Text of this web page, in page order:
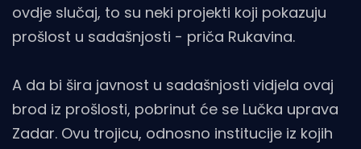
ovdje slučaj, to su neki projekti koji pokazuju
prošlost u sadašnjosti - priča Rukavina.
A da bi šira javnost u sadašnjosti vidjela ovaj
brod iz prošlosti, pobrinut će se Lučka uprava
Zadar. Ovu trojicu, odnosno institucije iz kojih